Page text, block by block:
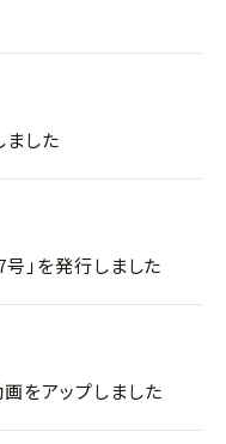
ました
」を発行しました
をアップしました